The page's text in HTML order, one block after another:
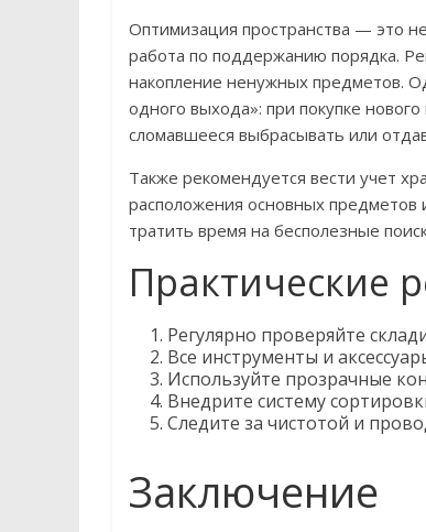
Оптимизация пространства — это
работа по поддержанию порядка.
накопление ненужных предметов.
одного выхода»: при покупке
сломавшееся выбрасывать или
Также рекомендуется вести учет
расположения основных предметов
тратить время на бесполезные
Практические
Регулярно проверяйте
Все инструменты и
Используйте прозрачные
Внедрите систему
Следите за чистотой и
Заключение